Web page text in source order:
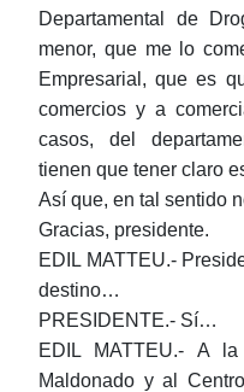
Departamental de
menor, que me lo
Empresarial, que es
comercios y a
casos, del
tienen que tener claro
Así que, en tal sentido
Gracias, presidente.
EDIL MATTEU.-
destino…
PRESIDENTE.- Sí…
EDIL MATTEU.- A
Maldonado y al